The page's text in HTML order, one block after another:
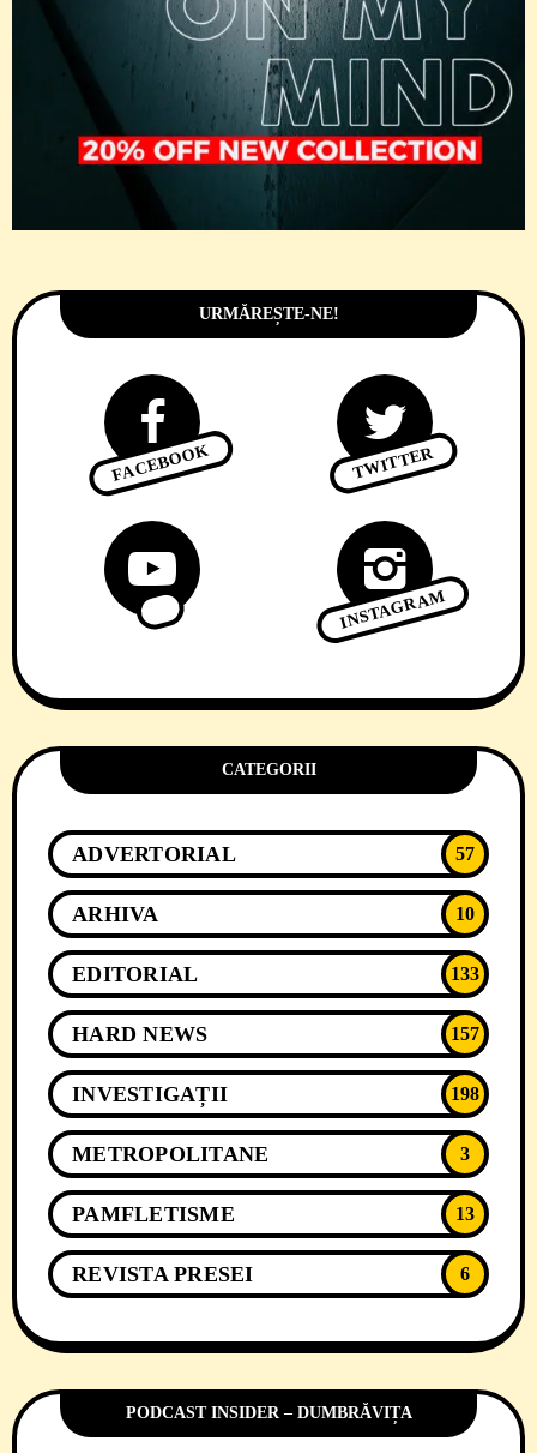
URMĂREȘTE-NE!
FACEBOOK TWITTER
INSTAGRAM
CATEGORII
ADVERTORIAL 57
ARHIVA 10
EDITORIAL 133
HARD NEWS 157
INVESTIGAȚII 198
METROPOLITANE 3
PAMFLETISME 13
REVISTA PRESEI 6
PODCAST INSIDER – DUMBRĂVIȚA